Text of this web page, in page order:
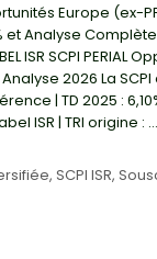
Europe (ex-
Analyse Complète
ISR SCPI PERIAL
2026 La
| TD 2025 :
ISR | TRI origine : …
, SCPI ISR,